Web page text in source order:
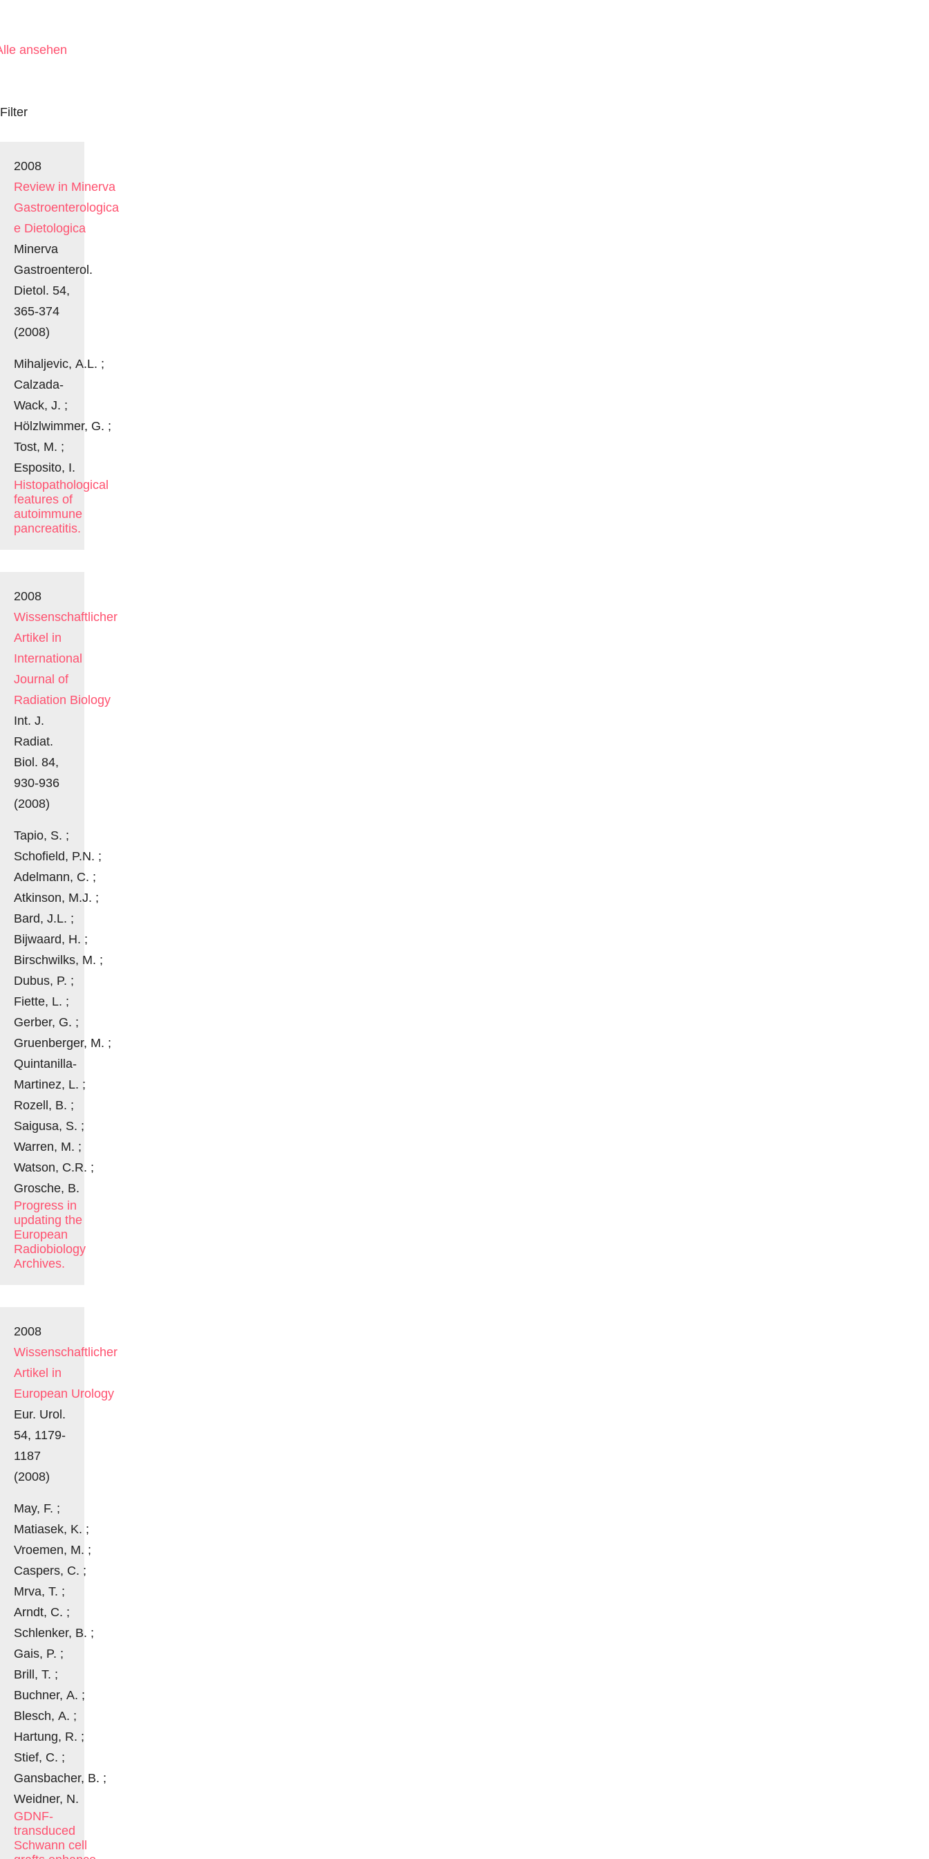
ansehen
Filter
2008
Review in Minerva
Gastroenterologica
e Dietologica
Minerva
Gastroenterol.
Dietol. 54,
365-374
(2008)
Mihaljevic, A.L. ;
Calzada-
Wack, J. ;
Hölzlwimmer, G. ;
Tost, M. ;
Esposito, I.
Histopathological
features of
autoimmune
pancreatitis.
2008
Wissenschaftlicher
Artikel in
International
Journal of
Radiation Biology
Int. J.
Radiat.
Biol. 84,
930-936
(2008)
Tapio, S. ;
Schofield, P.N. ;
Adelmann, C. ;
Atkinson, M.J. ;
Bard, J.L. ;
Bijwaard, H. ;
Birschwilks, M. ;
Dubus, P. ;
Fiette, L. ;
Gerber, G. ;
Gruenberger, M. ;
Quintanilla-
Martinez, L. ;
Rozell, B. ;
Saigusa, S. ;
Warren, M. ;
Watson, C.R. ;
Grosche, B.
Progress in
updating the
European
Radiobiology
Archives.
2008
Wissenschaftlicher
Artikel in
European Urology
Eur. Urol.
54, 1179-
1187
(2008)
May, F. ;
Matiasek, K. ;
Vroemen, M. ;
Caspers, C. ;
Mrva, T. ;
Arndt, C. ;
Schlenker, B. ;
Gais, P. ;
Brill, T. ;
Buchner, A. ;
Blesch, A. ;
Hartung, R. ;
Stief, C. ;
Gansbacher, B. ;
Weidner, N.
GDNF-
transduced
Schwann cell